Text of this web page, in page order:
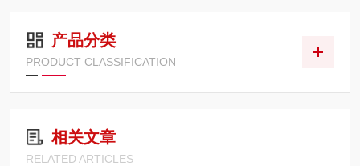
产品分类
PRODUCT CLASSIFICATION
相关文章
RELATED ARTICLES